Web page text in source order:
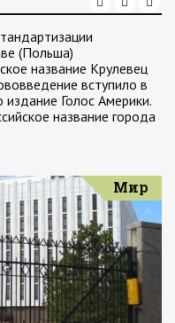
(Польша)
название Крулевец
вступило в
Голос Америки.
название города
Мир